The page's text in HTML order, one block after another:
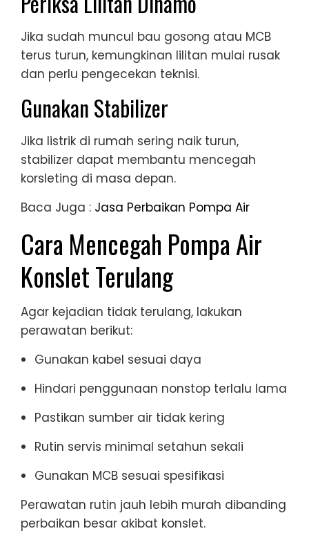
Jika sudah muncul bau gosong atau MCB
terus turun, kemungkinan lilitan mulai rusak
dan perlu pengecekan teknisi.
Gunakan Stabilizer
Jika listrik di rumah sering naik turun,
stabilizer dapat membantu mencegah
korsleting di masa depan.
Baca Juga : Jasa Perbaikan Pompa Air
Cara Mencegah Pompa Air
Konslet Terulang
Agar kejadian tidak terulang, lakukan
perawatan berikut:
Gunakan kabel sesuai daya
Hindari penggunaan nonstop terlalu lama
Pastikan sumber air tidak kering
Rutin servis minimal setahun sekali
Gunakan MCB sesuai spesifikasi
Perawatan rutin jauh lebih murah dibanding
perbaikan besar akibat konslet.